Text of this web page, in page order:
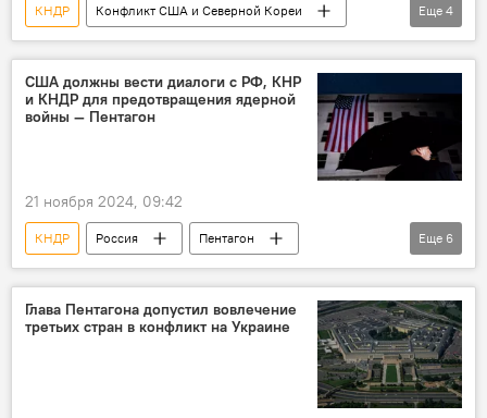
КНДР
Конфликт США и Северной Кореи
Политика
В мире
провокация
США
Еще 4
США должны вести диалоги с РФ, КНР
и КНДР для предотвращения ядерной
войны — Пентагон
21 ноября 2024, 09:42
КНДР Россия
Пентагон
ядерное сдерживание
война
предостережение
В мире
США
Еще 6
Глава Пентагона допустил вовлечение
третьих стран в конфликт на Украине